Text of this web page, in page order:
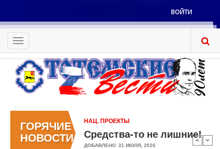
основному
содержанию
Меню
учётной
записи
пользователя
ВОЙТИ
Toggle
navigation
ГОРЯЧИЕ
НОВОСТИ
НАЦ. ПРОЕКТЫ
Средства-то не лишние!
ДОБАВЛЕНО 31 ИЮЛЯ, 2026